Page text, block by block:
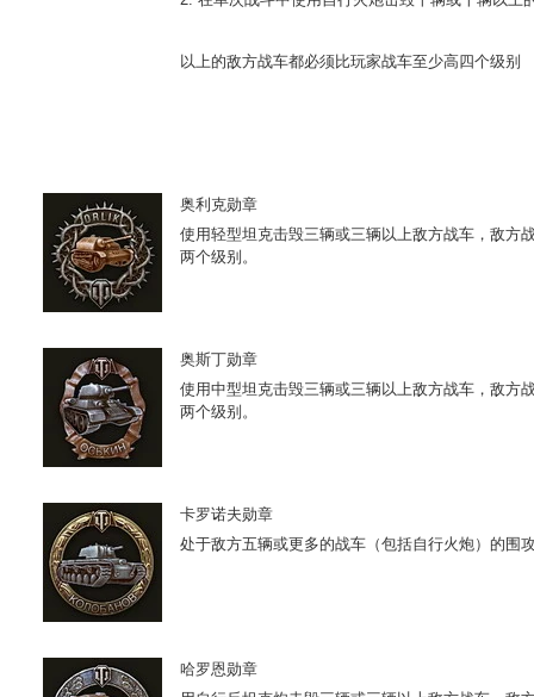
以上的敌方战车都必须比玩家战车至少高四个级别
奥利克勋章
使用轻型坦克击毁三辆或三辆以上敌方战车，敌方
两个级别。
奥斯丁勋章
使用中型坦克击毁三辆或三辆以上敌方战车，敌方
两个级别。
卡罗诺夫勋章
处于敌方五辆或更多的战车（包括自行火炮）的围
哈罗恩勋章